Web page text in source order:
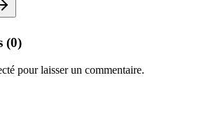
(0)
pour laisser un commentaire.